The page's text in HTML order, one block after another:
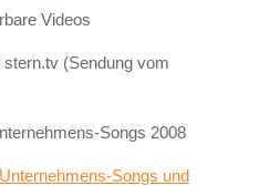
Videos
(Sendung vom
Songs 2008
Songs und